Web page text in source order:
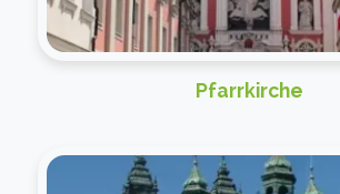
Pfarrkirche